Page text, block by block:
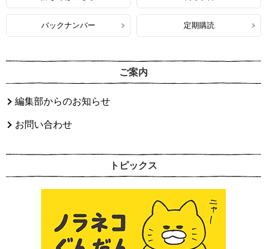
バックナンバー 定期購読
ご案内
編集部からのお知らせ
お問い合わせ
トピックス